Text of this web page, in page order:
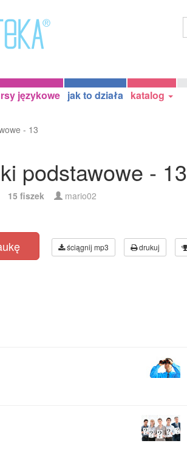
językowe jak to działa katalog
- 13
podstawowe - 13
15 fiszek mario02
ściągnij mp3 drukuj